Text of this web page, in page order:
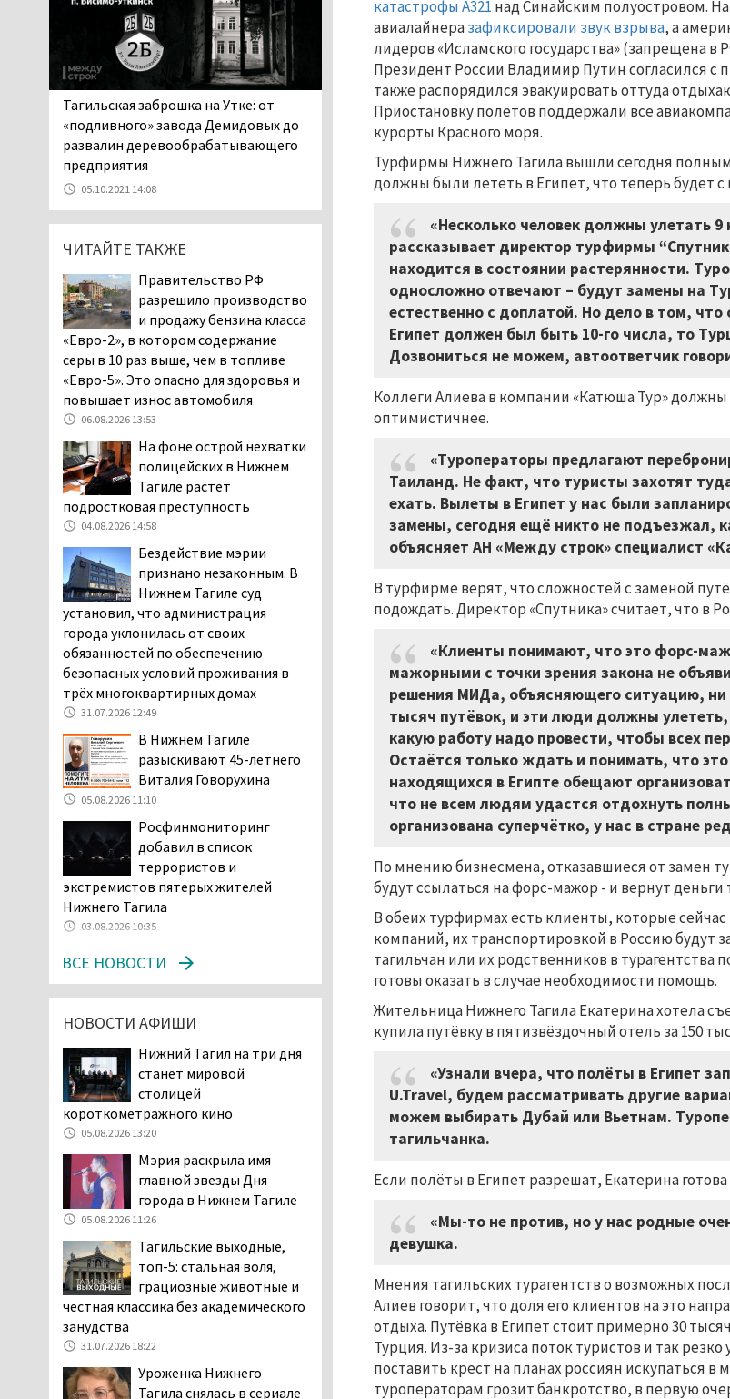
катастрофы A321 над Синайским полуостровом.
авиалайнеразафиксировали звук взрыва, а
лидеров «Исламского государства» (запрещена
Президент России Владимир Путин согласился
также распорядился эвакуировать оттуда
Приостановку полётов поддержали все
курорты Красного моря.
Турфирмы Нижнего Тагила вышли сегодня
должны были лететь в Египет, что теперь будет
«Несколько человек должны улетать
рассказывает директор турфирмы
находится в состоянии растерянности.
односложно отвечают – будут замены на
естественно с доплатой. Но дело в том,
Египет должен был быть 10-го числа, то
Дозвониться не можем, автоответчик
Коллеги Алиева в компании «Катюша Тур»
оптимистичнее.
«Туроператоры предлагают
Таиланд. Не факт, что туристы захотят
ехать. Вылеты в Египет у нас были
замены, сегодня ещё никто не подъезжал,
объясняет АН «Между строк» специалист
В турфирме верят, что сложностей с заменой
подождать. Директор «Спутника» считает, что в
«Клиенты понимают, что это форс-
мажорными с точки зрения закона не
решения МИДа, объясняющего ситуацию, ни
тысяч путёвок, и эти люди должны
какую работу надо провести, чтобы всех
Остаётся только ждать и понимать, что
находящихся в Египте обещают
что не всем людям удастся отдохнуть
организована суперчётко, у нас в стране
По мнению бизнесмена, отказавшиеся от замен
будут ссылаться на форс-мажор - и вернут деньги
В обеих турфирмах есть клиенты, которые
компаний, их транспортировкой в Россию будут
тагильчан или их родственников в
готовы оказать в случае необходимости помощь.
Жительница Нижнего Тагила Екатерина хотела
купила путёвку в пятизвёздочный отель за 150
«Узнали вчера, что полёты в Египет
U.Travel, будем рассматривать другие
можем выбирать Дубай или Вьетнам.
тагильчанка.
Если полёты в Египет разрешат, Екатерина
«Мы-то не против, но у нас родные
девушка.
Мнения тагильских турагентств о возможных
Алиев говорит, что доля его клиентов на это
отдыха. Путёвка в Египет стоит примерно 30
Турция. Из-за кризиса поток туристов и так
поставить крест на планах россиян искупаться
туроператорам грозит банкротство, в первую
Нижнего Тагила
05.08.2026 17:59
Директора уральского
предприятия по
производству дронов
«Упырь» подорвали в автомобиле
под Екатеринбургом
05.08.2026 17:05
Эксперты назвали
рыбы в Свердловской
области
Осуждённый за убийство
тагильского хоккеиста
Александра Чумарина
Самат Хазипов в очередной раз
попал на скамью подсудимых
05.08.2026 15:28
Уральского депутата
назвавшего незамужних
женщин неполноценными людьми, а
неженатых мужчин — инвалидами,
проверит прокуратура (ВИДЕО)
На водоёмах
Свердловской области с
начала купального сезона
погиб 21 человек
05.08.2026 14:05
Нижний Тагил на три дня
станет мировой
столицей
05.08.2026 13:20
Мэрия раскрыла имя
главной звезды Дня
05.08.2026 11:26
В Нижнем Тагиле
разыскивают 45-летнего
Виталия Говорухина
05.08.2026 11:10
текущего года
мошенники украли у
рублей
05.08.2026 10:58
Жителей центра Нижнего
Тагила напугала система
оповещения о
заложенной бомбе
04.08.2026 17:57
«Выезжать на круговое
движение здесь очень
опасно: машин, которые
надо пропускать, почти не видно».
Тагильчане пожаловались на плохой
обзор из-за высокой травы у дороги
на перекрёстке улиц Серова и
Первомайской
04.08.2026 16:53
Отлавливать собак в
Нижнем Тагиле будут
Тагильская заброшка на Утке: от
«подливного» завода Демидовых до
развалин деревообрабатывающего
предприятия
05.10.2021 14:08
ЧИТАЙТЕ ТАКЖЕ
Правительство РФ
разрешило производство
и продажу бензина класса
«Евро-2», в котором содержание
серы в 10 раз выше, чем в топливе
«Евро-5». Это опасно для здоровья и
повышает износ автомобиля
06.08.2026 13:53
На фоне острой нехватки
полицейских в Нижнем
Тагиле растёт
подростковая преступность
04.08.2026 14:58
Бездействие мэрии
признано незаконным. В
Нижнем Тагиле суд
установил, что администрация
города уклонилась от своих
обязанностей по обеспечению
безопасных условий проживания в
трёх многоквартирных домах
31.07.2026 12:49
В Нижнем Тагиле
разыскивают 45-летнего
Виталия Говорухина
05.08.2026 11:10
Росфинмониторинг
добавил в список
террористов и
экстремистов пятерых жителей
Нижнего Тагила
03.08.2026 10:35
ВСЕ НОВОСТИ
НОВОСТИ АФИШИ
Нижний Тагил на три дня
станет мировой
столицей
короткометражного кино
05.08.2026 13:20
Мэрия раскрыла имя
главной звезды Дня
города в Нижнем Тагиле
05.08.2026 11:26
Тагильские выходные,
топ-5: стальная воля,
грациозные животные и
честная классика без академического
занудства
31.07.2026 18:22
Уроженка Нижнего
Тагила снялась в сериале